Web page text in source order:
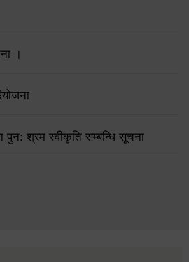
।
पुन: श्रम स्वीकृति सम्बन्धि सूचना